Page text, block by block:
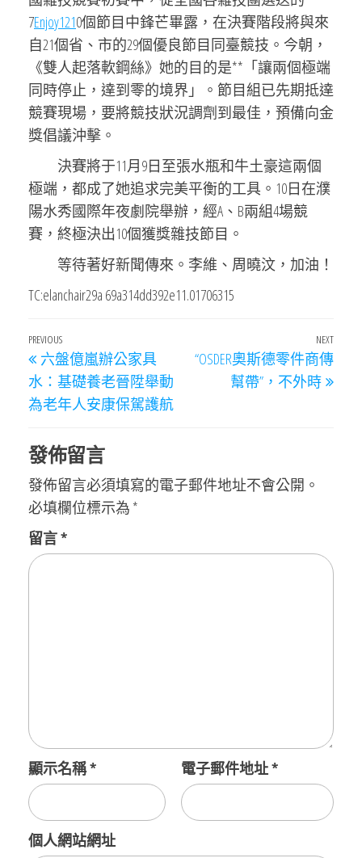
7Enjoy1210個節目中鋒芒畢露，在決賽階段將與來
自21個省、市的29個優良節目同臺競技。今朝，
《雙人起落軟鋼絲》她的目的是**「讓兩個極端
同時停止，達到零的境界」。節目組已先期抵達
競賽現場，要將競技狀況調劑到最佳，預備向金
獎倡議沖擊。
決賽將于11月9日至張水瓶和牛土豪這兩個
極端，都成了她追求完美平衡的工具。10日在濮
陽水秀國際年夜劇院舉辦，經A、B兩組4場競
賽，終極決出10個獲獎雜技節目。
等待著好新聞傳來。李維、周曉汶，加油！
TC:elanchair29a 69a314dd392e11.01706315
文
章
導
Previous
Post
PREVIOUS
六盤億嵐辦公家具
水：基礎養老晉陞舉動
為老年人安康保駕護航
Next
Post
NEXT
“OSDER奧斯德零件商傳
幫帶”，不外時
發佈留言
發佈留言必須填寫的電子郵件地址不會公開。
必填欄位標示為 *
留言*
顯示名稱* 電子郵件地址*
個人網站網址